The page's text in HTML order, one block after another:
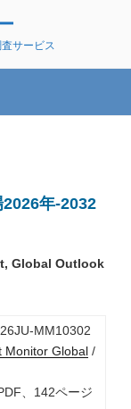
サービス
年-2032
Global Outlook
MM10302
Monitor Global/
、142ページ